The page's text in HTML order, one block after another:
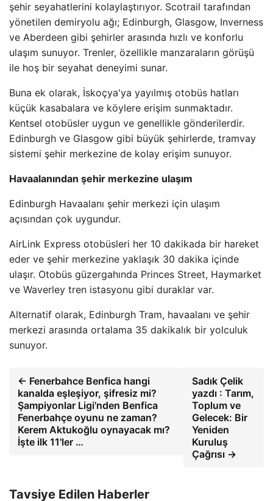
şehir seyahatlerini kolaylaştırıyor. Scotrail tarafından
yönetilen demiryolu ağı; Edinburgh, Glasgow, Inverness
ve Aberdeen gibi şehirler arasında hızlı ve konforlu
ulaşım sunuyor. Trenler, özellikle manzaraların görüşü
ile hoş bir seyahat deneyimi sunar.
Buna ek olarak, İskoçya'ya yayılmış otobüs hatları
küçük kasabalara ve köylere erişim sunmaktadır.
Kentsel otobüsler uygun ve genellikle gönderilerdir.
Edinburgh ve Glasgow gibi büyük şehirlerde, tramvay
sistemi şehir merkezine de kolay erişim sunuyor.
Havaalanından şehir merkezine ulaşım
Edinburgh Havaalanı şehir merkezi için ulaşım
açısından çok uygundur.
AirLink Express otobüsleri her 10 dakikada bir hareket
eder ve şehir merkezine yaklaşık 30 dakika içinde
ulaşır. Otobüs güzergahında Princes Street, Haymarket
ve Waverley tren istasyonu gibi duraklar var.
Alternatif olarak, Edinburgh Tram, havaalanı ve şehir
merkezi arasında ortalama 35 dakikalık bir yolculuk
sunuyor.
← Fenerbahce Benfica hangi
kanalda eşleşiyor, şifresiz mi?
Şampiyonlar Ligi'nden Benfica
Fenerbahçe oyunu ne zaman?
Kerem Aktukoğlu oynayacak mı?
İşte ilk 11'ler …
Sadık Çelik
yazdı : Tarım,
Toplum ve
Gelecek: Bir
Yeniden
Kuruluş
Çağrısı →
Tavsiye Edilen Haberler